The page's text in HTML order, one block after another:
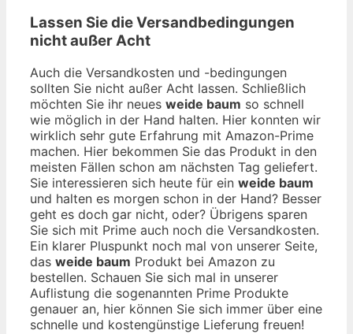
Lassen Sie die Versandbedingungen
nicht außer Acht
Auch die Versandkosten und -bedingungen
sollten Sie nicht außer Acht lassen. Schließlich
möchten Sie ihr neues weide baum so schnell
wie möglich in der Hand halten. Hier konnten wir
wirklich sehr gute Erfahrung mit Amazon-Prime
machen. Hier bekommen Sie das Produkt in den
meisten Fällen schon am nächsten Tag geliefert.
Sie interessieren sich heute für ein weide baum
und halten es morgen schon in der Hand? Besser
geht es doch gar nicht, oder? Übrigens sparen
Sie sich mit Prime auch noch die Versandkosten.
Ein klarer Pluspunkt noch mal von unserer Seite,
das weide baum Produkt bei Amazon zu
bestellen. Schauen Sie sich mal in unserer
Auflistung die sogenannten Prime Produkte
genauer an, hier können Sie sich immer über eine
schnelle und kostengünstige Lieferung freuen!